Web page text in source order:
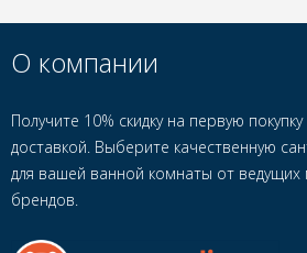
О компании
Получите 10% скидку на первую
доставкой. Выберите качественную
для вашей ванной комнаты от
брендов.